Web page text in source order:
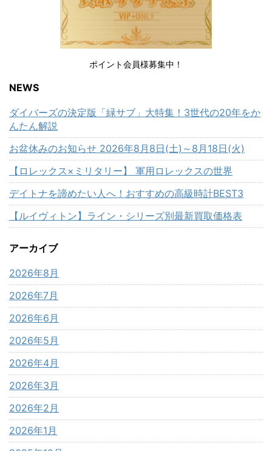
ポイント会員様募集中！
NEWS
ダイバーズの決定版「緑サブ」大特集！3世代の20年をか
んたん解説
お盆休みのお知らせ 2026年8月8日(土)～8月18日(火)
【ロレックス×ミリタリー】 軍用ロレックスの世界
デイトナを諦めたい人へ！おすすめの高級時計BEST3
【ルイヴィトン】ライン・シリーズ別最新買取価格表
アーカイブ
2026年8月
2026年7月
2026年6月
2026年5月
2026年4月
2026年3月
2026年2月
2026年1月